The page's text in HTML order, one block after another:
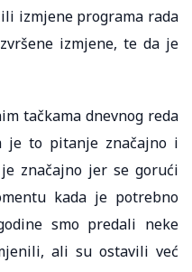
izmjene programa rada
izmjene, te da je
tačkama dnevnog reda
je to pitanje značajno i
značajno jer se gorući
kada je potrebno
smo predali neke
ali su ostavili već